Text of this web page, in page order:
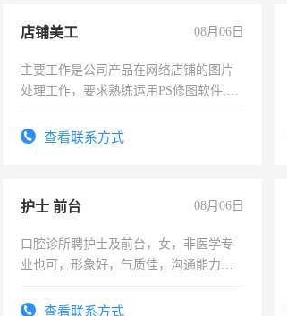
店铺美工 08月06日
主要工作是公司产品在网络店铺的图片
处理工作，要求熟练运用PS修图软件,工
查看联系方式
护士 前台 08月06日
口腔诊所聘护士及前台，女，非医学专
业也可，形象好，气质佳，沟通能力
查看联系方式